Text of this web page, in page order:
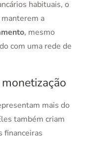
habituais, o
a
, mesmo
com uma rede de
mais do
também criam
financeiras